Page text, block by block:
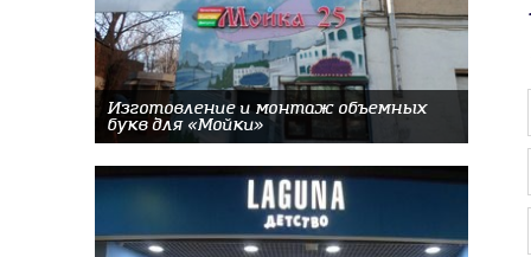
Изготовление и монтаж объемных
букв для «Мойки»